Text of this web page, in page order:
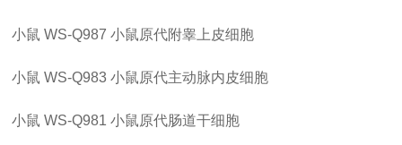
小鼠 WS-Q987 小鼠原代附睾上皮细胞
小鼠 WS-Q983 小鼠原代主动脉内皮细胞
小鼠 WS-Q981 小鼠原代肠道干细胞